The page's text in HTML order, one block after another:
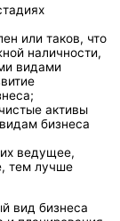
или таков, что
наличности,
видами
активы
бизнеса
ведущее,
тем лучше
вид бизнеса